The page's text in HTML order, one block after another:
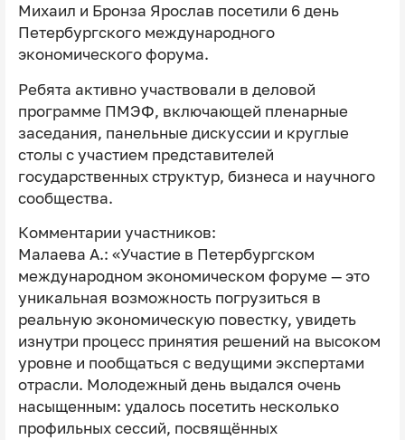
Михаил и Бронза Ярослав посетили 6 день
Петербургского международного
экономического форума.
Ребята активно участвовали в деловой
программе ПМЭФ, включающей пленарные
заседания, панельные дискуссии и круглые
столы с участием представителей
государственных структур, бизнеса и научного
сообщества.
Комментарии участников:
Малаева А.: «Участие в Петербургском
международном экономическом форуме — это
уникальная возможность погрузиться в
реальную экономическую повестку, увидеть
изнутри процесс принятия решений на высоком
уровне и пообщаться с ведущими экспертами
отрасли. Молодежный день выдался очень
насыщенным: удалось посетить несколько
профильных сессий, посвящённых